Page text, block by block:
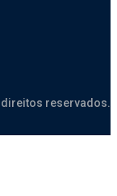
direitos reservados.